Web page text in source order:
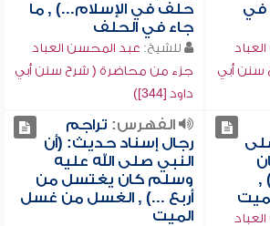
في
سنن أبي
حلف في الإسلام...) , ما
جاء في الحلف
للشيخ: عبد المحسن العباد
جزء من محاضرة ( شرح سنن أبي
داود [344])
,
الفهرس: تراجم
رجال إسناد حديث: (أن
النبي صلى الله عليه
وسلم كان يغتسل من
أربع ...) , الغسل من غسل
الميت